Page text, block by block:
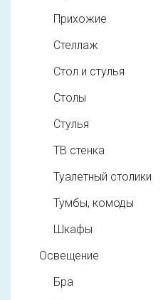
Прихожие
Стеллаж
Стол и стулья
Столы
Стулья
ТВ стенка
Туалетный столики
Тумбы, комоды
Шкафы
Освещение
Бра